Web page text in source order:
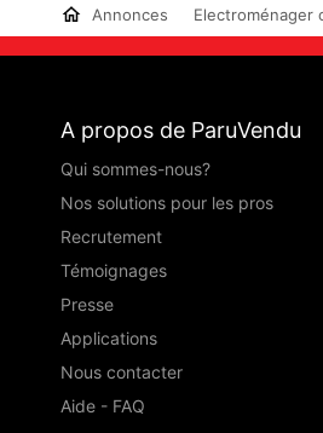
Annonces Electroménager
A propos de ParuVendu
Qui sommes-nous?
Nos solutions pour les pros
Recrutement
Témoignages
Presse
Applications
Nous contacter
Aide - FAQ